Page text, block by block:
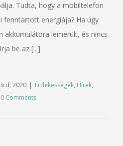
Tudta, hogy a mobiltelefon
fenntartott energiája? Ha úgy
akkumulátora lemerült, és nincs
be az [...]
2020 | Érdekességek, Hírek,
0 Comments